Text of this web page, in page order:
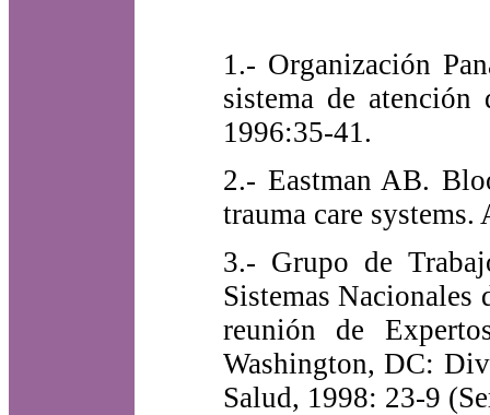
1.- Organización
sistema de
1996:35-41.
2.- Eastman AB.
trauma care
3.- Grupo de
Sistemas
reunión de
Washington, DC:
Salud, 1998: 23-9